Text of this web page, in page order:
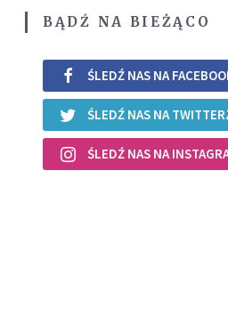
BĄDŹ NA BIEŻĄCO
ŚLEDŹ NAS NA
ŚLEDŹ NAS NA
ŚLEDŹ NAS NA